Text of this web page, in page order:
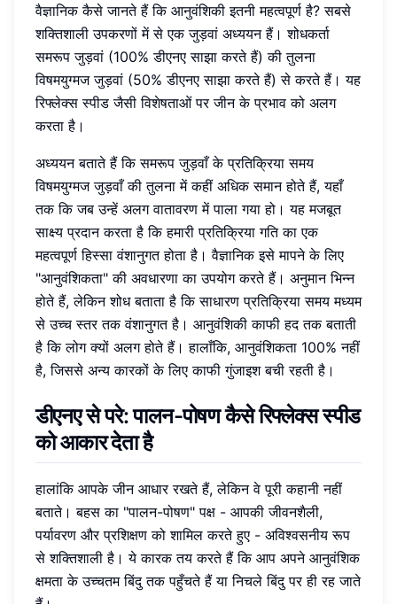
वैज्ञानिक कैसे जानते हैं कि आनुवंशिकी इतनी महत्वपूर्ण है? सबसे
शक्तिशाली उपकरणों में से एक जुड़वां अध्ययन हैं। शोधकर्ता
समरूप जुड़वां (100% डीएनए साझा करते हैं) की तुलना
विषमयुग्मज जुड़वां (50% डीएनए साझा करते हैं) से करते हैं। यह
रिफ्लेक्स स्पीड जैसी विशेषताओं पर जीन के प्रभाव को अलग
करता है।
अध्ययन बताते हैं कि समरूप जुड़वाँ के प्रतिक्रिया समय
विषमयुग्मज जुड़वाँ की तुलना में कहीं अधिक समान होते हैं, यहाँ
तक कि जब उन्हें अलग वातावरण में पाला गया हो। यह मजबूत
साक्ष्य प्रदान करता है कि हमारी प्रतिक्रिया गति का एक
महत्वपूर्ण हिस्सा वंशानुगत होता है। वैज्ञानिक इसे मापने के लिए
"आनुवंशिकता" की अवधारणा का उपयोग करते हैं। अनुमान भिन्न
होते हैं, लेकिन शोध बताता है कि साधारण प्रतिक्रिया समय मध्यम
से उच्च स्तर तक वंशानुगत है। आनुवंशिकी काफी हद तक बताती
है कि लोग क्यों अलग होते हैं। हालाँकि, आनुवंशिकता 100% नहीं
है, जिससे अन्य कारकों के लिए काफी गुंजाइश बची रहती है।
डीएनए से परे: पालन-पोषण कैसे रिफ्लेक्स स्पीड
को आकार देता है
हालांकि आपके जीन आधार रखते हैं, लेकिन वे पूरी कहानी नहीं
बताते। बहस का "पालन-पोषण" पक्ष - आपकी जीवनशैली,
पर्यावरण और प्रशिक्षण को शामिल करते हुए - अविश्वसनीय रूप
से शक्तिशाली है। ये कारक तय करते हैं कि आप अपने आनुवंशिक
क्षमता के उच्चतम बिंदु तक पहुँचते हैं या निचले बिंदु पर ही रह जाते